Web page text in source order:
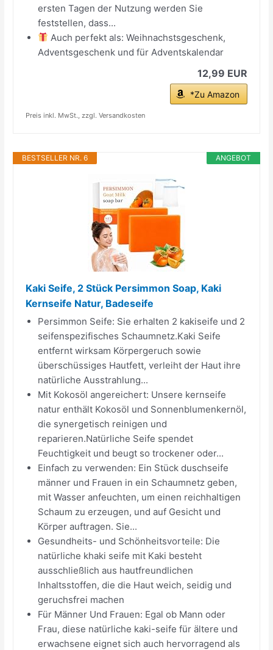
ersten Tagen der Nutzung werden Sie
feststellen, dass...
Auch perfekt als: Weihnachstsgeschenk,
Adventsgeschenk und für Adventskalendar
12,99 EUR
*Zu Amazon
Preis inkl. MwSt., zzgl. Versandkosten
ANGEBOT
BESTSELLER NR. 6
Kaki Seife, 2 Stück Persimmon Soap, Kaki
Kernseife Natur, Badeseife
Persimmon Seife: Sie erhalten 2 kakiseife und 2
seifenspezifisches Schaumnetz.Kaki Seife
entfernt wirksam Körpergeruch sowie
überschüssiges Hautfett, verleiht der Haut ihre
natürliche Ausstrahlung...
Mit Kokosöl angereichert: Unsere kernseife
natur enthält Kokosöl und Sonnenblumenkernöl,
die synergetisch reinigen und
reparieren.Natürliche Seife spendet
Feuchtigkeit und beugt so trockener oder...
Einfach zu verwenden: Ein Stück duschseife
männer und Frauen in ein Schaumnetz geben,
mit Wasser anfeuchten, um einen reichhaltigen
Schaum zu erzeugen, und auf Gesicht und
Körper auftragen. Sie...
Gesundheits- und Schönheitsvorteile: Die
natürliche khaki seife mit Kaki besteht
ausschließlich aus hautfreundlichen
Inhaltsstoffen, die die Haut weich, seidig und
geruchsfrei machen
Für Männer Und Frauen: Egal ob Mann oder
Frau, diese natürliche kaki-seife für ältere und
erwachsene eignet sich auch hervorragend als